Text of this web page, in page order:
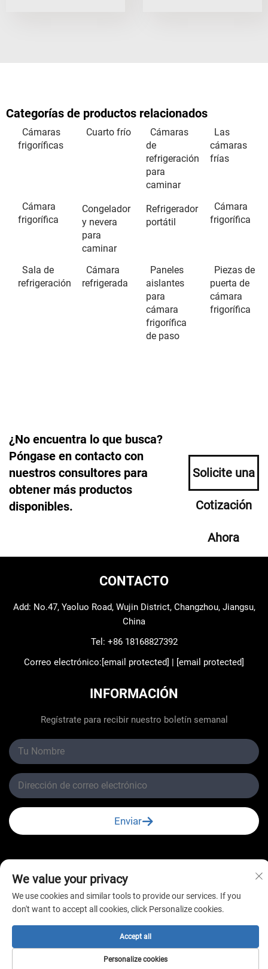
Categorías de productos relacionados
Cámaras
frigoríficas
Cuarto frío
Cámaras
de
refrigeración
para
caminar
Las
cámaras
frías
Cámara
frigorífica
Congelador
y nevera
para
caminar
Refrigerador
portátil
Cámara
frigorífica
Sala de
refrigeración
Cámara
refrigerada
Paneles
aislantes
para
cámara
frigorífica
de paso
Piezas de
puerta de
cámara
frigorífica
¿No encuentra lo que busca?
Póngase en contacto con
nuestros consultores para
obtener más productos
disponibles.
Solicite una
Cotización
Ahora
CONTACTO
Add: No.47, Yaoluo Road, Wujin District, Changzhou, Jiangsu,
China
Tel: +86 18168827392
Correo electrónico: [email protected] [email protected]
INFORMACIÓN
Regístrate para recibir nuestro boletín semanal
Enviar
Derechos de autor © Changzhou New Star Refrigeration
Co., Ltd. Todos los derechos reservados
We value your privacy
We use cookies and similar tools to provide our services. If you
don't want to accept all cookies, click Personalize cookies.
Personalize cookies
Accept all